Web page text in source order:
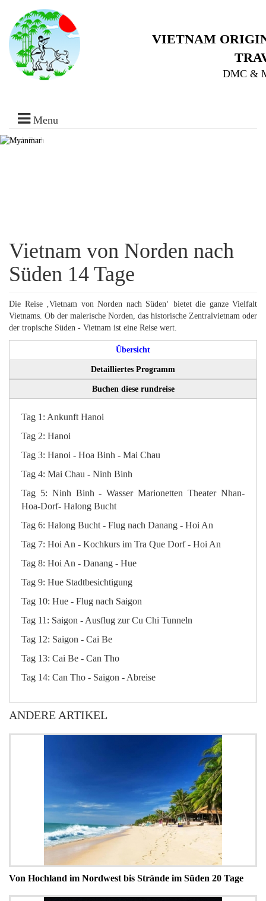
VIETNAM
DMC &
Menu
Startseite
Über uns
Kontakt
Nachrichten
Vietnam von Norden nach
Süden 14 Tage
Die Reise ‚Vietnam von Norden nach Süden‘ bietet die ganze Vielfalt
Vietnams. Ob der malerische Norden, das historische Zentralvietnam oder
der tropische Süden - Vietnam ist eine Reise wert.
Übersicht
Detailliertes Programm
Buchen diese rundreise
Tag 1: Ankunft Hanoi
Tag 2: Hanoi
Tag 3: Hanoi - Hoa Binh - Mai Chau
Tag 4: Mai Chau - Ninh Binh
Tag 5: Ninh Binh - Wasser Marionetten Theater Nhan-
Hoa-Dorf- Halong Bucht
Tag 6: Halong Bucht - Flug nach Danang - Hoi An
Tag 7: Hoi An - Kochkurs im Tra Que Dorf - Hoi An
Tag 8: Hoi An - Danang - Hue
Tag 9: Hue Stadtbesichtigung
Tag 10: Hue - Flug nach Saigon
Tag 11: Saigon - Ausflug zur Cu Chi Tunneln
Tag 12: Saigon - Cai Be
Tag 13: Cai Be - Can Tho
Tag 14: Can Tho - Saigon - Abreise
ANDERE ARTIKEL
Von Hochland im Nordwest bis Strände im Süden 20 Tage